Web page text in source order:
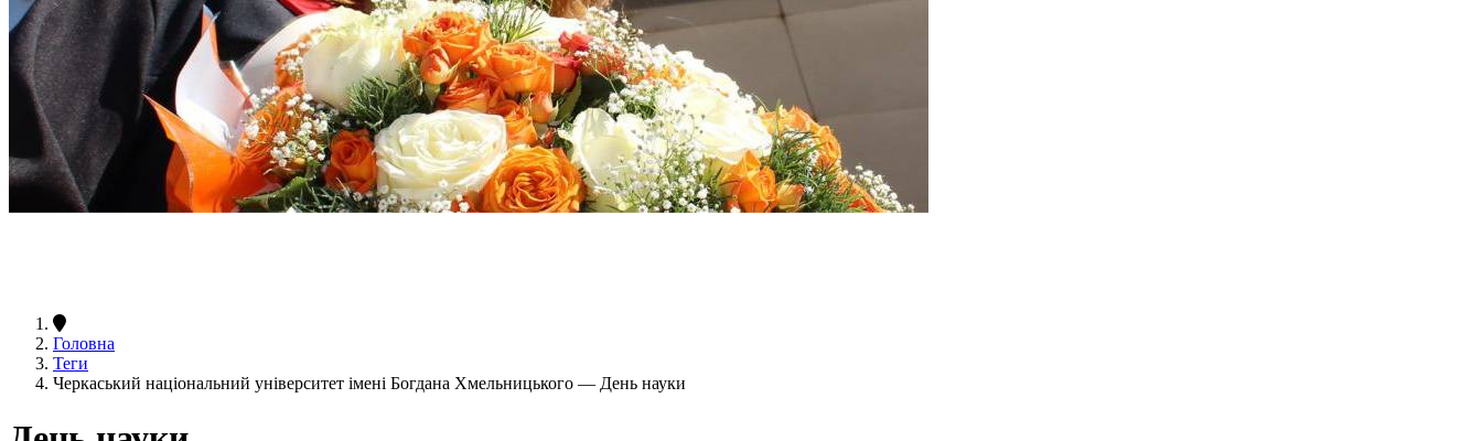
Головна
Теги
Черкаський національний університет імені Богдана Хмельницького — День науки